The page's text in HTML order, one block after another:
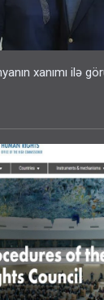
əlavə
qədər
xanımı ilə